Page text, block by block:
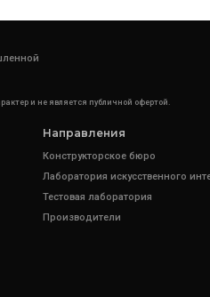
и не является публичной офертой.
Направления
Конструкторское бюро
Лаборатория искусственного
Тестовая лаборатория
Производители